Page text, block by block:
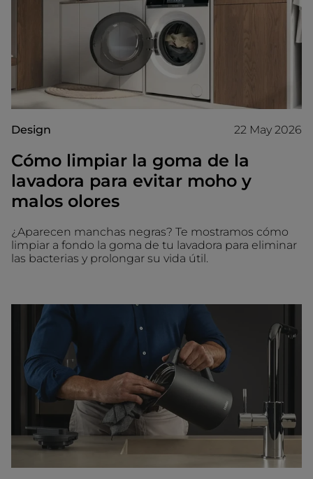
Design 22 May 2026
Cómo limpiar la goma de la
lavadora para evitar moho y
malos olores
¿Aparecen manchas negras? Te mostramos cómo
limpiar a fondo la goma de tu lavadora para eliminar
las bacterias y prolongar su vida útil.